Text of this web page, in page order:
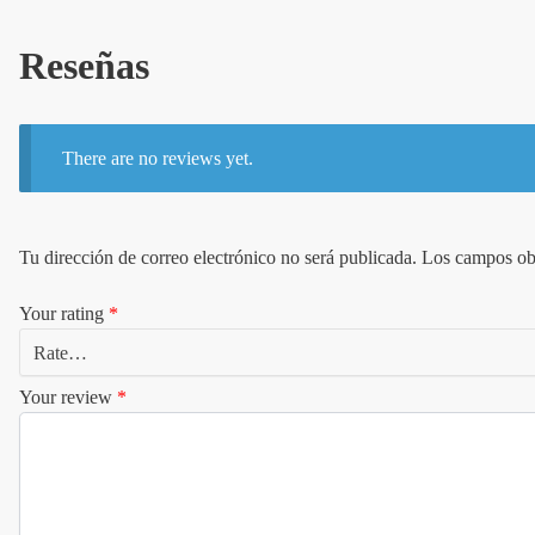
Reseñas
There are no reviews yet.
Tu dirección de correo electrónico no será publicada. Los campos
Your rating *
Your review *